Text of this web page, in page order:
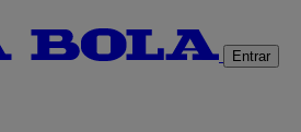
Entrar